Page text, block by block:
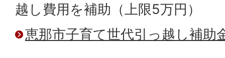
越し費用を補助（上限5万円）
恵那市子育て世代引っ越し補助